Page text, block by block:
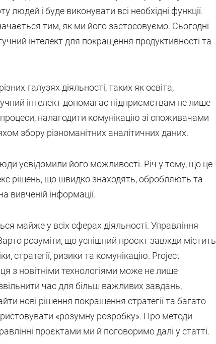
людей і буде виконувати всі необхідні функції.
тим, як ми його застосовуємо. Сьогодні
інтелект для покращення продуктивності та
галузях діяльності, таких як освіта,
інтелект допомагає підприємствам не лише
налагодити комунікацію зі споживачами
збору різноманітних аналітичних даних.
усвідомили його можливості. Річ у тому, що це
рішень, що швидко знаходять, обробляють та
вивченій інформації.
майже у всіх сферах діяльності. Управління
розуміти, що успішний проєкт завжди містить
стратегії, ризики та комунікацію. Project
з новітніми технологіями може не лише
час для більш важливих завдань,
нові рішення покращення стратегії та багато
«розумну розробку». Про методи
проєктами ми й поговоримо далі у статті.